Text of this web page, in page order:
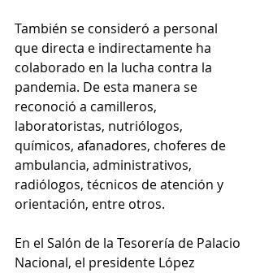
También se consideró a personal
que directa e indirectamente ha
colaborado en la lucha contra la
pandemia. De esta manera se
reconoció a camilleros,
laboratoristas, nutriólogos,
químicos, afanadores, choferes de
ambulancia, administrativos,
radiólogos, técnicos de atención y
orientación, entre otros.
En el Salón de la Tesorería de Palacio
Nacional, el presidente López